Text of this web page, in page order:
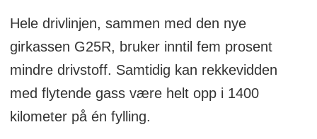
Hele drivlinjen, sammen med den nye
girkassen G25R, bruker inntil fem prosent
mindre drivstoff. Samtidig kan rekkevidden
med flytende gass være helt opp i 1400
kilometer på én fylling.